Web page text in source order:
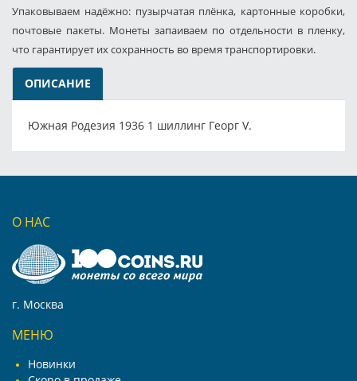
Упаковываем надёжно: пузырчатая плёнка, картонные коробки,
почтовые пакеты. Монеты запаиваем по отдельности в пленку,
что гарантирует их сохранность во время транспортировки.
ОПИСАНИЕ
Южная Родезия 1936 1 шиллинг Георг V.
О НАС
г. Москва
МЕНЮ
Новинки